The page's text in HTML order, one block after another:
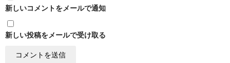
新しいコメントをメールで通知
新しい投稿をメールで受け取る